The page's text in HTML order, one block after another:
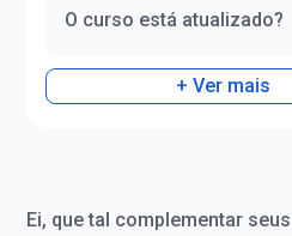
O curso está atualizado?
+ Ver mais
Ei, que tal complementar